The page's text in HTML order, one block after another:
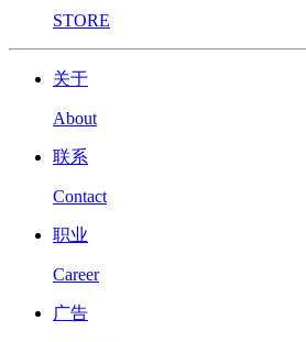
STORE
关于
About
联系
Contact
职业
Career
广告